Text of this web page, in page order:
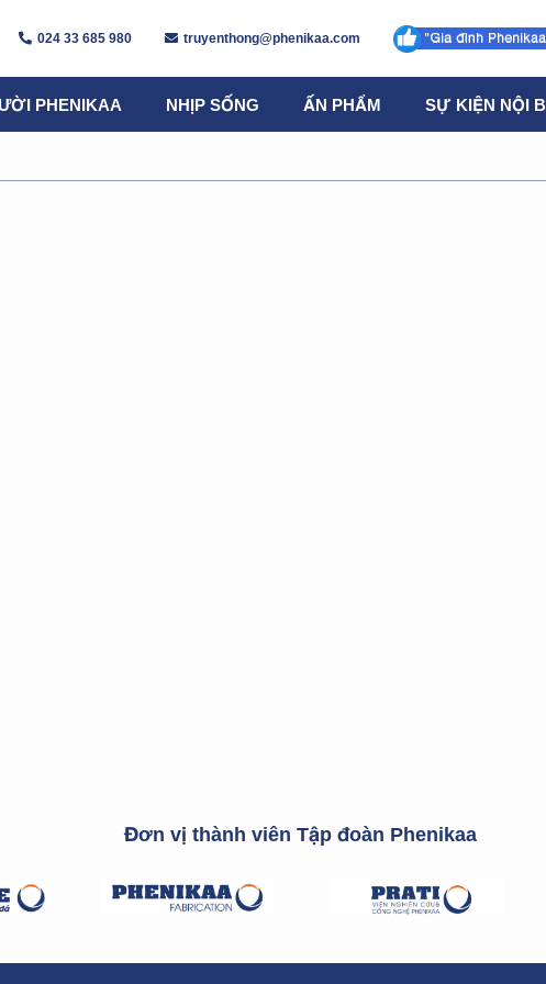
024 33 685 980 truyenthong@phenikaa.com
PHENIKAA NHỊP SỐNG ẤN PHẨM SỰ KIỆN NỘI
Đơn vị thành viên Tập đoàn Phenikaa